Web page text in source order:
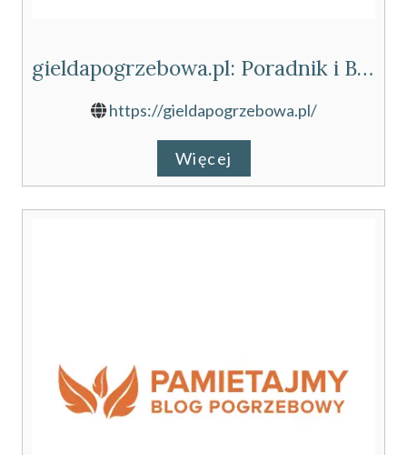
gieldapogrzebowa.pl: Poradnik i Blog Pogrzebowy
https://gieldapogrzebowa.pl/
Więcej